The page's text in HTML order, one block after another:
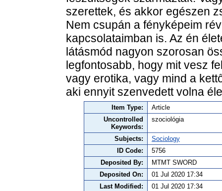
szerettek, és akkor egészen
Nem csupán a fényképeim
kapcsolataimban is. Az én
látásmód nagyon szorosan
legfontosabb, hogy mit vesz
vagy erotika, vagy mind a
aki ennyit szenvedett volna
Item Type:
Article
Uncontrolled
Keywords:
szociológia
Subjects:
Sociology
ID Code:
5756
Deposited By:
MTMT SWORD
Deposited On:
01 Jul 2020 17:34
Last Modified:
01 Jul 2020 17:34